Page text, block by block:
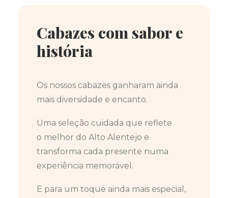
Cabazes com sabor e
história
Os nossos cabazes ganharam ainda
mais diversidade e encanto.
Uma seleção cuidada que reflete
o melhor do Alto Alentejo e
transforma cada presente numa
experiência memorável.
E para um toque ainda mais especial,